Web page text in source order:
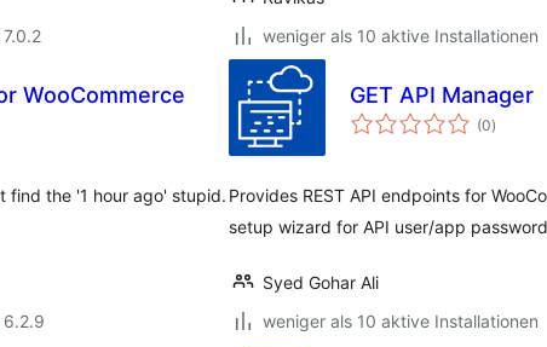
weniger als 10 aktive Installationen
WooCommerce
find the '1 hour ago' stupid.
6.2.9
GET API Manager
(0)
Provides REST API endpoints for
setup wizard for API user/app
Syed Gohar Ali
weniger als 10 aktive Installationen